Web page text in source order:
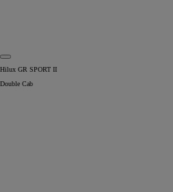
Hilux GR SPORT II
Double Cab